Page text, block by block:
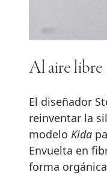
Al aire libre
El diseñador
reinventar la
modelo Kida
Envuelta en
forma